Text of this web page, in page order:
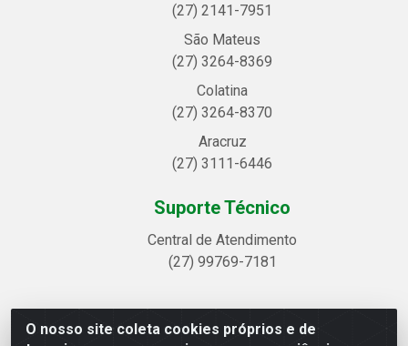
O nosso site coleta cookies próprios e de
(27) 2141-7951
São Mateus
(27) 3264-8369
Colatina
(27) 3264-8370
Aracruz
(27) 3111-6446
Suporte Técnico
Central de Atendimento
(27) 99769-7181
Linhavix Distribuidora LTDA - Avenida Alegre, 2521 -